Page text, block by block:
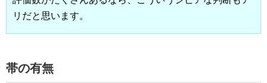
リだと思います。
帯の有無